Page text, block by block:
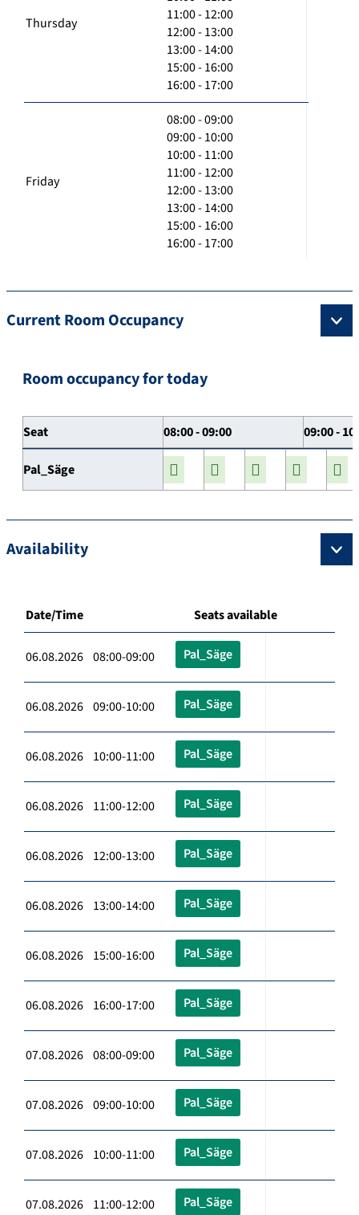
Thursday
11:00 - 12:00
12:00 - 13:00
13:00 - 14:00
15:00 - 16:00
16:00 - 17:00
Friday
08:00 - 09:00
09:00 - 10:00
10:00 - 11:00
11:00 - 12:00
12:00 - 13:00
13:00 - 14:00
15:00 - 16:00
16:00 - 17:00
Current Room Occupancy
Room occupancy for today
Seat 08:00 - 09:00 09:00 -
Pal_Säge
Availability
Date/Time Seats available
06.08.2026 08:00-09:00 Pal_Säge
06.08.2026 09:00-10:00 Pal_Säge
06.08.2026 10:00-11:00 Pal_Säge
06.08.2026 11:00-12:00 Pal_Säge
06.08.2026 12:00-13:00 Pal_Säge
06.08.2026 13:00-14:00 Pal_Säge
06.08.2026 15:00-16:00 Pal_Säge
06.08.2026 16:00-17:00 Pal_Säge
07.08.2026 08:00-09:00 Pal_Säge
07.08.2026 09:00-10:00 Pal_Säge
07.08.2026 10:00-11:00 Pal_Säge
07.08.2026 11:00-12:00 Pal_Säge